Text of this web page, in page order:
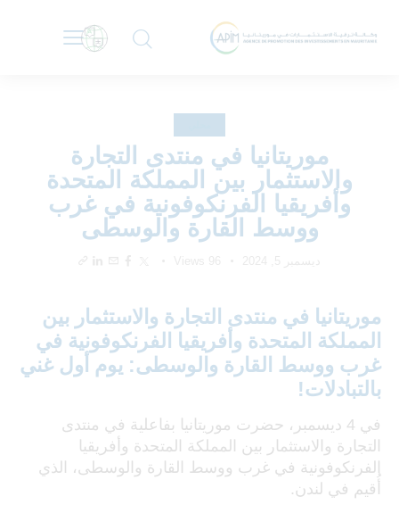
موريتانيا في منتدى التجارة
والاستثمار بين المملكة المتحدة
وأفريقيا الفرنكوفونية في غرب
ووسط القارة والوسطى
موريتانيا في منتدى التجارة والاستثمار بين
المملكة المتحدة وأفريقيا الفرنكوفونية في
غرب ووسط القارة والوسطى: يوم أول غني
بالتبادلات!
في 4 ديسمبر، حضرت موريتانيا بفاعلية في منتدى
التجارة والاستثمار بين المملكة المتحدة وأفريقيا
الفرنكوفونية في غرب ووسط القارة والوسطى، الذي
أُقيم في لندن.